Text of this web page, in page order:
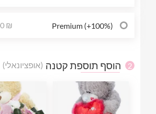
Premium (+100%)
₪
2 הוסף תוספת קטנה (אופציונאלי)